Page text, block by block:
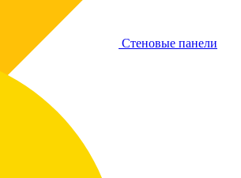
Стеновые панели